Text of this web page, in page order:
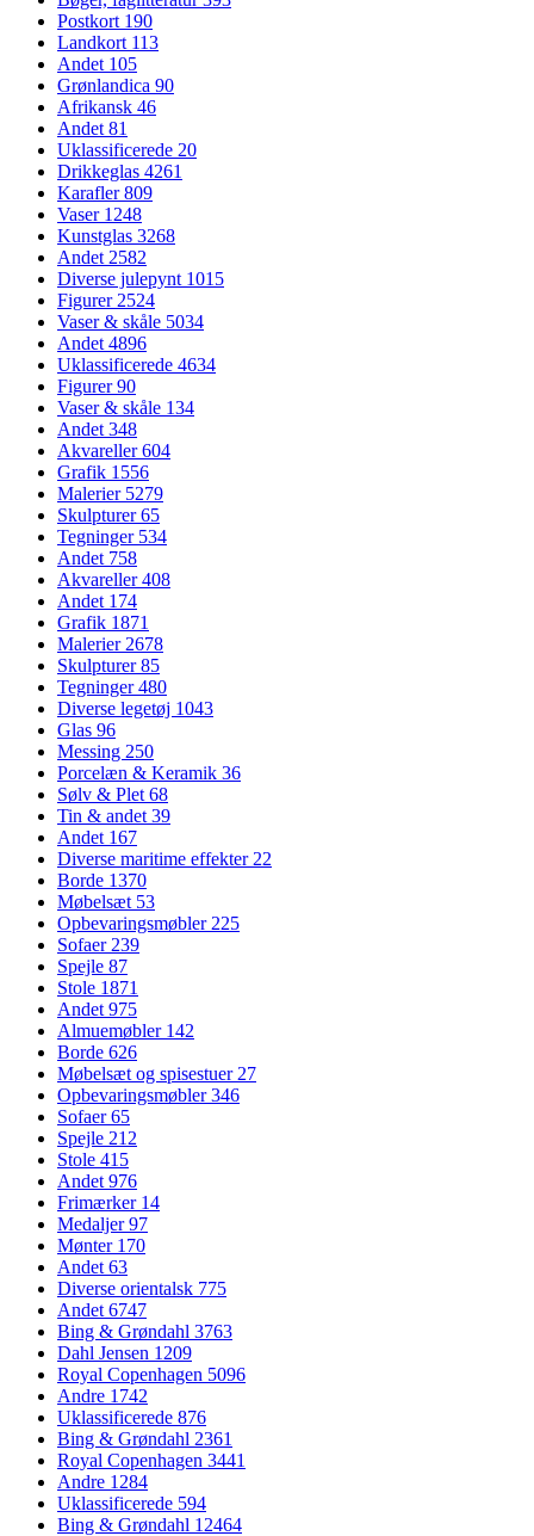
Postkort 190
Landkort 113
Andet 105
Grønlandica 90
Afrikansk 46
Andet81
Uklassificerede 20
Drikkeglas 4261
Karafler809
Vaser 1248
Kunstglas 3268
Andet2582
Diverse julepynt 1015
Figurer2524
Vaser & skåle 5034
Andet4896
Uklassificerede 4634
Figurer90
Vaser & skåle 134
Andet348
Akvareller604
Grafik 1556
Malerier 5279
Skulpturer65
Tegninger 534
Andet 758
Akvareller408
Andet 174
Grafik 1871
Malerier2678
Skulpturer85
Tegninger480
Diverse legetøj 1043
Glas 96
Messing 250
Porcelæn & Keramik 36
Sølv & Plet68
Tin & andet39
Andet 167
Diverse maritime effekter22
Borde 1370
Møbelsæt 53
Opbevaringsmøbler225
Sofaer239
Spejle 87
Stole 1871
Andet975
Almuemøbler 142
Borde 626
Møbelsæt og spisestuer27
Opbevaringsmøbler346
Sofaer65
Spejle 212
Stole 415
Andet976
Frimærker 14
Medaljer97
Mønter 170
Andet63
Diverse orientalsk 775
Andet6747
Bing & Grøndahl 3763
Dahl Jensen 1209
Royal Copenhagen 5096
Andre 1742
Uklassificerede 876
Bing & Grøndahl 2361
Royal Copenhagen 3441
Andre 1284
Uklassificerede 594
Bing & Grøndahl 12464